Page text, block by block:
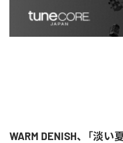
WARM DENISH、「淡い